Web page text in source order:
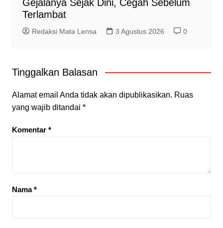
Gejalanya Sejak Dini, Cegah Sebelum
Terlambat
Redaksi Mata Lensa 3 Agustus 2026 0
Tinggalkan Balasan
Alamat email Anda tidak akan dipublikasikan. Ruas
yang wajib ditandai *
Komentar *
Nama*